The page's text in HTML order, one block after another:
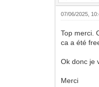
07/06/2025,
Top merci.
ca a été
Ok donc je
Merci